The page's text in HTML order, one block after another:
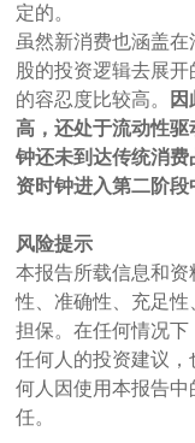
定的。
虽然新消费也涵盖
股的投资逻辑去展
的容忍度比较高。
高，还处于流动性
钟还未到达传统消
资时钟进入第二阶段
风险提示
本报告所载信息和
性、准确性、充足
担保。在任何情况
任何人的投资建议
何人因使用本报告
任。